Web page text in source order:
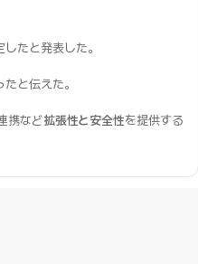
したと発表した。
と伝えた。
携など拡張性と安全性を提供する